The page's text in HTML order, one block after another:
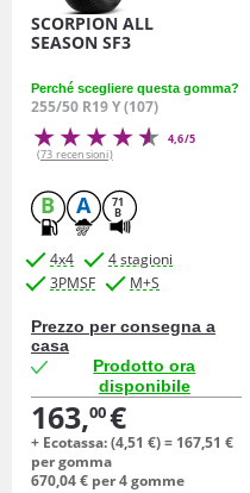
SCORPION ALL
SEASON SF3
Perché scegliere questa gomma?
255/50 R19 Y (107)
4,6/5
(73 recensioni)
B A 71
B
4x4
4 stagioni
3PMSF
M+S
Prezzo per consegna a
casa
Prodotto ora
disponibile
163,00€
+ Ecotassa: (4,51 €) = 167,51 €
per gomma
670,04€ per 4 gomme